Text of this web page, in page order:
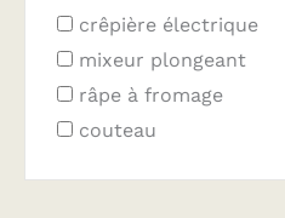
crêpière électrique
mixeur plongeant
râpe à fromage
couteau